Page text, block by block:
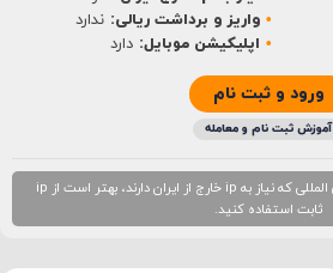
واریز و برداشت ریالی: ندارد
اپلیکیشن موبایل: دارد
ورود و ثبت نام
آموزش ثبت نام و معامله
برای ثبت نام در صرافی‌های بین المللی که نیاز به ip خارج از ایران دارند، بهتر است از ip
ثابت استفاده کنید.